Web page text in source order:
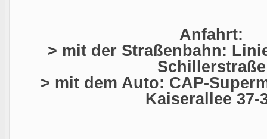
Anfahrt:
> mit der Straßenbahn:
Schillerstraße
> mit dem Auto: CAP-
Kaiserallee 37-